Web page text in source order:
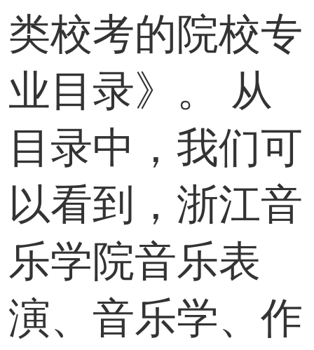
类校考的院校专
业目录》。 从
目录中，我们可
以看到，浙江音
乐学院音乐表
演、音乐学、作